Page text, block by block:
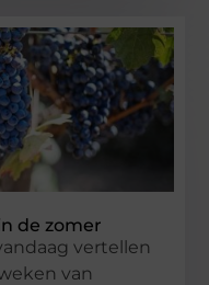
de zomer
vertellen
van